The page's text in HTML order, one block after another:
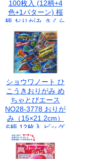
100枚入 (12柄+4
色+1パターン) 桜
柄 おりがみ さくら
千代紙 和紙 アソー
ト 和柄 日本伝統
切り絵 貼り絵 ハン
ドメイド 脳トレ 工
作 お土産 日本製
TOYO
ショウワノート ひ
こうきおりがみ め
ちゃとびエース
NO28-3778 おりが
み（15×21.2cm）
6柄 12枚入 ビッグ
サイズおりがみ
（20.5×29cm）2
柄 2枚入